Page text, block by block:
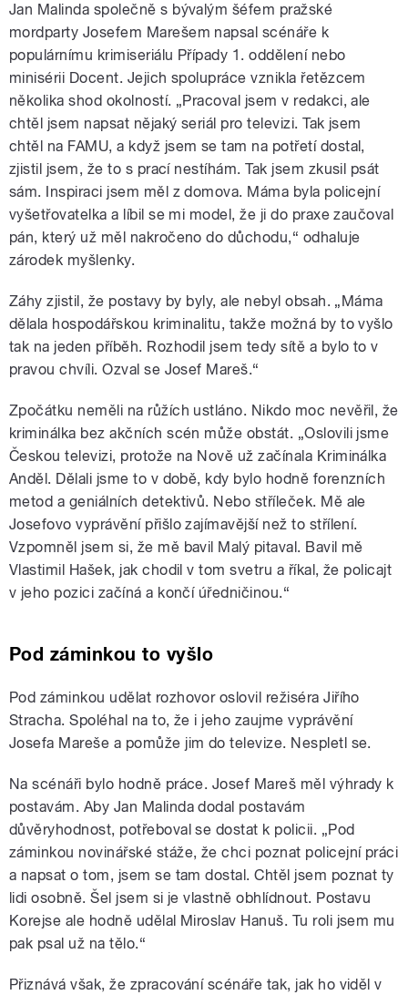
Jan Malinda společně s bývalým šéfem pražské
mordparty Josefem Marešem napsal scénáře k
populárnímu krimiseriálu Případy 1. oddělení nebo
minisérii Docent. Jejich spolupráce vznikla řetězcem
několika shod okolností. „Pracoval jsem v redakci, ale
chtěl jsem napsat nějaký seriál pro televizi. Tak jsem
chtěl na FAMU, a když jsem se tam na potřetí dostal,
zjistil jsem, že to s prací nestíhám. Tak jsem zkusil psát
sám. Inspiraci jsem měl z domova. Máma byla policejní
vyšetřovatelka a líbil se mi model, že ji do praxe zaučoval
pán, který už měl nakročeno do důchodu,“ odhaluje
zárodek myšlenky.
Záhy zjistil, že postavy by byly, ale nebyl obsah. „Máma
dělala hospodářskou kriminalitu, takže možná by to vyšlo
tak na jeden příběh. Rozhodil jsem tedy sítě a bylo to v
pravou chvíli. Ozval se Josef Mareš.“
Zpočátku neměli na růžích ustláno. Nikdo moc nevěřil, že
kriminálka bez akčních scén může obstát. „Oslovili jsme
Českou televizi, protože na Nově už začínala Kriminálka
Anděl. Dělali jsme to v době, kdy bylo hodně forenzních
metod a geniálních detektivů. Nebo stříleček. Mě ale
Josefovo vyprávění přišlo zajímavější než to střílení.
Vzpomněl jsem si, že mě bavil Malý pitaval. Bavil mě
Vlastimil Hašek, jak chodil v tom svetru a říkal, že policajt
v jeho pozici začíná a končí úředničinou.“
Pod záminkou to vyšlo
Pod záminkou udělat rozhovor oslovil režiséra Jiřího
Stracha. Spoléhal na to, že i jeho zaujme vyprávění
Josefa Mareše a pomůže jim do televize. Nespletl se.
Na scénáři bylo hodně práce. Josef Mareš měl výhrady k
postavám. Aby Jan Malinda dodal postavám
důvěryhodnost, potřeboval se dostat k policii. „Pod
záminkou novinářské stáže, že chci poznat policejní práci
a napsat o tom, jsem se tam dostal. Chtěl jsem poznat ty
lidi osobně. Šel jsem si je vlastně obhlídnout. Postavu
Korejse ale hodně udělal Miroslav Hanuš. Tu roli jsem mu
pak psal už na tělo.“
Přiznává však, že zpracování scénáře tak, jak ho viděl v